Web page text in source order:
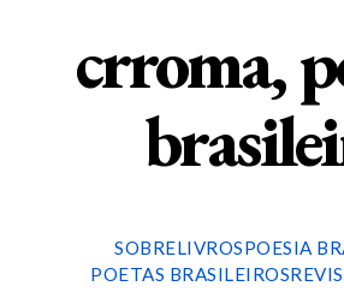
crroma,
SOBRELIVROSPOESIA
POETAS BRASILEIROS